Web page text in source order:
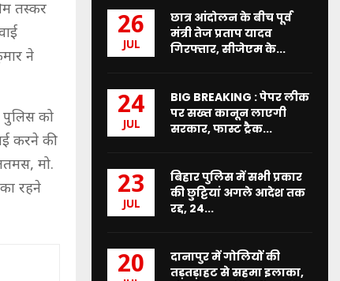
तस्कर
ने
पुलिस को
करने की
मो.
रहने
26
JUL
छात्र आंदोलन के बीच पूर्व
मंत्री तेज प्रताप यादव
गिरफ्तार, सीजेएम के...
24
JUL
BIG BREAKING : पेपर लीक
पर सख्त कानून लाएगी
सरकार, फास्ट ट्रैक...
23
JUL
बिहार पुलिस में सभी प्रकार
की छुट्टियां अगले आदेश तक
रद्द, 24...
20
दानापुर में गोलियों की
तड़तड़ाहट से सहमा इलाका,